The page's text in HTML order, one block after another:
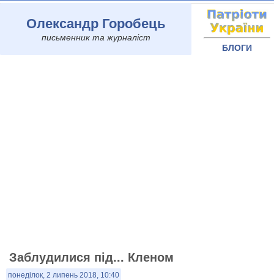
Олександр Горобець
письменник та журналіст
БЛОГИ
Заблудилися під... Кленом
понеділок, 2 липень 2018, 10:40